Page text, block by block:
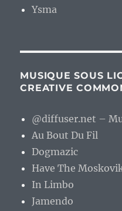
Ysma
MUSIQUE SOUS
CREATIVE
@diffuser.net –
Au Bout Du Fil
Dogmazic
Have The
In Limbo
Jamendo